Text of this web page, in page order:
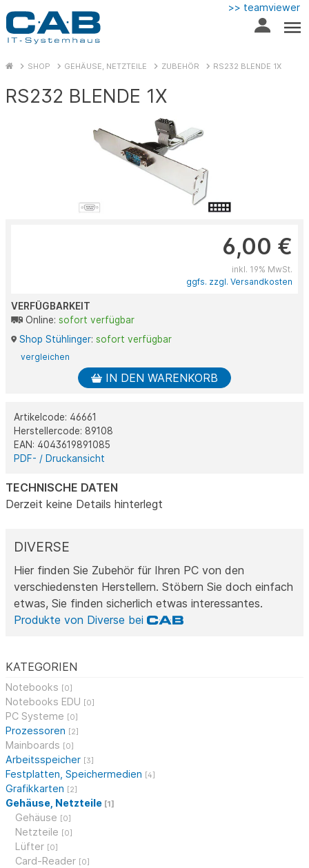
>> teamviewer
SHOP GEHÄUSE, NETZTEILE ZUBEHÖR RS232 BLENDE 1X
KATEGORIEN
Notebooks [0]
Notebooks EDU [0]
PC Systeme [0]
Prozessoren [2]
Mainboards [0]
Arbeitsspeicher [3]
Festplatten, Speichermedien [4]
Grafikkarten [2]
Gehäuse, Netzteile [1]
Gehäuse [0]
Netzteile [0]
Lüfter [0]
Card-Reader [0]
RS232 BLENDE 1X
TECHNISCHE DATEN
Derzeit keine Details hinterlegt
6,00 €
inkl. 19% MwSt.
ggfs. zzgl. Versandkosten
VERFÜGBARKEIT
Online: sofort verfügbar
Shop Stühlinger: sofort verfügbar
vergleichen
IN DEN WARENKORB
Artikelcode: 46661
Herstellercode: 89108
EAN: 4043619891085
PDF- / Druckansicht
DIVERSE
Hier finden Sie Zubehör für Ihren PC von den
verschiedensten Herstellern. Stöbern Sie doch einfach
etwas, Sie finden sicherlich etwas interessantes.
Produkte von Diverse bei